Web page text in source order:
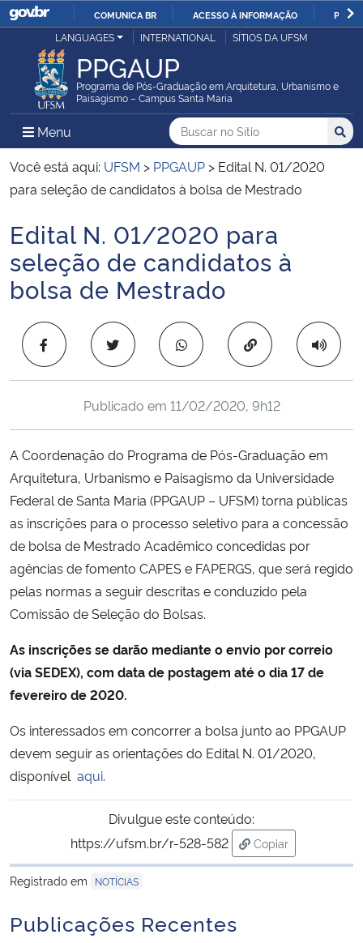
IR
O
CONTEÚDO
COMUNICA BR ACESSO À INFORMAÇÃO
Ministério da Justiça e Segurança Pública
Ministério da Defesa
Ministério das Relações Exteriores
Ministério da Infraestrutura
Ministério da Agricultura, Pecuária e Abastecimento
Ministério da Educação
Ministério de Minas e Energia
Ministério da Ciência, Tecnologia, Inovações e Comunicações
Ministério do Meio Ambiente
Ministério do Turismo
Controladoria-Geral da União
Secretaria-Geral
Gabinete de Segurança Institucional
Advocacia-Geral da União
Banco Central do Brasil
LANGUAGES INTERNATIONAL SÍTIOS DA UFSM
PPGAUP
Programa de Pós-Graduação em Arquitetura, Urbanismo e
Paisagismo – Campus Santa Maria
Menu Menu Principal do Sítio
Busca
Buscar no no Sítio
Busca:
Você está aqui: UFSM > PPGAUP > Edital N. 01/2020
para seleção de candidatos à bolsa de Mestrado
Início do conteúdo
Edital N. 01/2020 para
seleção de candidatos à
bolsa de Mestrado
Copiar para área
Publicado em 11/02/2020, 9h12
A Coordenação do Programa de Pós-Graduação em
Arquitetura, Urbanismo e Paisagismo da Universidade
Federal de Santa Maria (PPGAUP – UFSM) torna públicas
as inscrições para o processo seletivo para a concessão
de bolsa de Mestrado Acadêmico concedidas por
agências de fomento CAPES e FAPERGS, que será regido
pelas normas a seguir descritas e conduzido pela
Comissão de Seleção do Bolsas.
As inscrições se darão mediante o envio por correio
(via SEDEX), com data de postagem até o dia 17 de
fevereiro de 2020.
Os interessados em concorrer a bolsa junto ao PPGAUP
devem seguir as orientações do Edital N. 01/2020,
disponível aqui.
Divulgue este conteúdo:
https://ufsm.br/r-528-582
Copiar
para área de
Registrado em
NOTÍCIAS
Publicações Recentes